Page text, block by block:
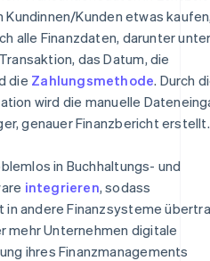
Kunden etwas
alle Finanzdaten, darunter
das Datum, die
die Zahlungsmethode. Durch
wird die manuelle
genauer Finanzbericht erstellt.
in Buchhaltungs- und
integrieren, sodass
andere Finanzsysteme
mehr Unternehmen digitale
ihres Finanzmanagements